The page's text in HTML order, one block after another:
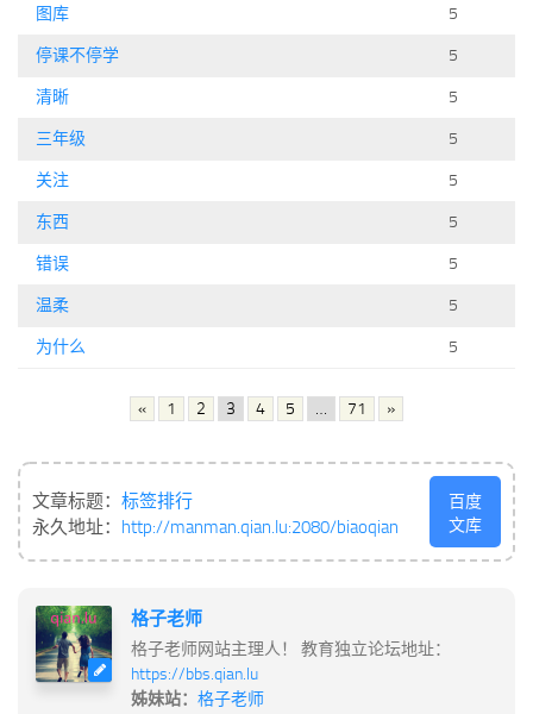
图库 5
停课不停学 5
清晰 5
三年级 5
关注 5
东西 5
错误 5
温柔 5
为什么 5
« 1 2 3 4 5 … 71 »
文章标题： 标签排行
永久地址： http://manman.qian.lu:2080/biaoqian
百度
文库
格子老师
格子老师网站主理人！ 教育独立论坛地址：
https://bbs.qian.lu
姊妹站： 格子老师